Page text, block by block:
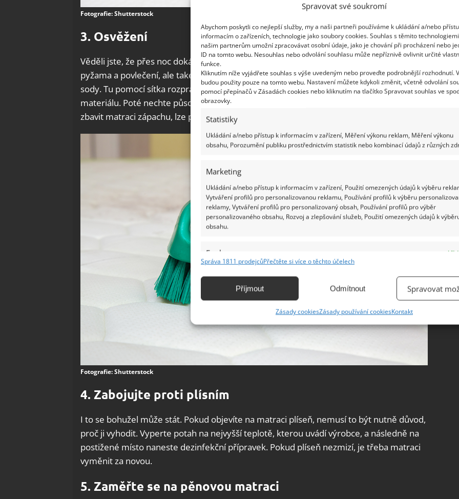
Spravovat své soukromí
Abychom poskytli co nejlepší služby, my a naši partneři používáme k ukládání a/nebo
informacím o zařízeních, technologie jako soubory cookies. Souhlas s těmito
našim partnerům umožní zpracovávat osobní údaje, jako je chování při procházení nebo
ID na tomto webu. Nesouhlas nebo odvolání souhlasu může nepříznivě ovlivnit určité
funkce.
Kliknutím níže vyjádřete souhlas s výše uvedeným nebo proveďte podrobnější rozhodnutí.
budou použity pouze na tomto webu. Nastavení můžete kdykoli změnit, včetně odvolání
pomocí přepínačů v Zásadách cookies nebo kliknutím na tlačítko Spravovat souhlas ve
obrazovky.
Statistiky
Ukládání a/nebo přístup k informacím v zařízení, Měření výkonu reklam, Měření výkonu
obsahu, Porozumění publiku prostřednictvím statistik nebo kombinací údajů z různých
Marketing
Ukládání a/nebo přístup k informacím v zařízení, Použití omezených údajů k výběru
Vytváření profilů pro personalizovanou reklamu, Používání profilů k výběru
reklamy, Vytváření profilů pro personalizovaný obsah, Používání profilů pro výběr
personalizovaného obsahu, Rozvoj a zlepšování služeb, Použití omezených údajů k
obsahu.
Funkce
Identifikace zařízení na základě automaticky přenášených informací.
základě aktivně vyžádaných informací.
Zajištění bezpečnosti, předcházení a zjišťování podvodů a
odstraňování chyb, Poskytování a zobrazování reklamy a obsahu,
Správa 1811 prodejcůPřečtěte si více o těchto účelech
Příjmout Odmítnout Spravovat
Zásady cookiesZásady používání cookiesKontakt
Fotografie: Shutterstock
3. Osvěžení
Věděli jste, že přes noc dokáže tělo vypotit až 1,5 litru potu? Ten se vsákne nejen do
pyžama a povlečení, ale také do matrace. Matraci ale snadno osvěžíte pomocí jedlé
sody. Tu pomocí sítka rozprašte po matraci a pomocí kartáče ji jemně zapracuje do
materiálu. Poté nechte působit asi hodinu a následně znovu vysajte. Pokud nevíte, jak
zbavit matraci zápachu, lze použít obdobný postup.
Fotografie: Shutterstock
4. Zabojujte proti plísním
I to se bohužel může stát. Pokud objevíte na matraci plíseň, nemusí to být nutně důvod,
proč ji vyhodit. Vyperte potah na nejvyšší teplotě, kterou uvádí výrobce, a následně na
postižené místo naneste dezinfekční přípravek. Pokud plíseň nezmizí, je třeba matraci
vyměnit za novou.
5. Zaměřte se na pěnovou matraci